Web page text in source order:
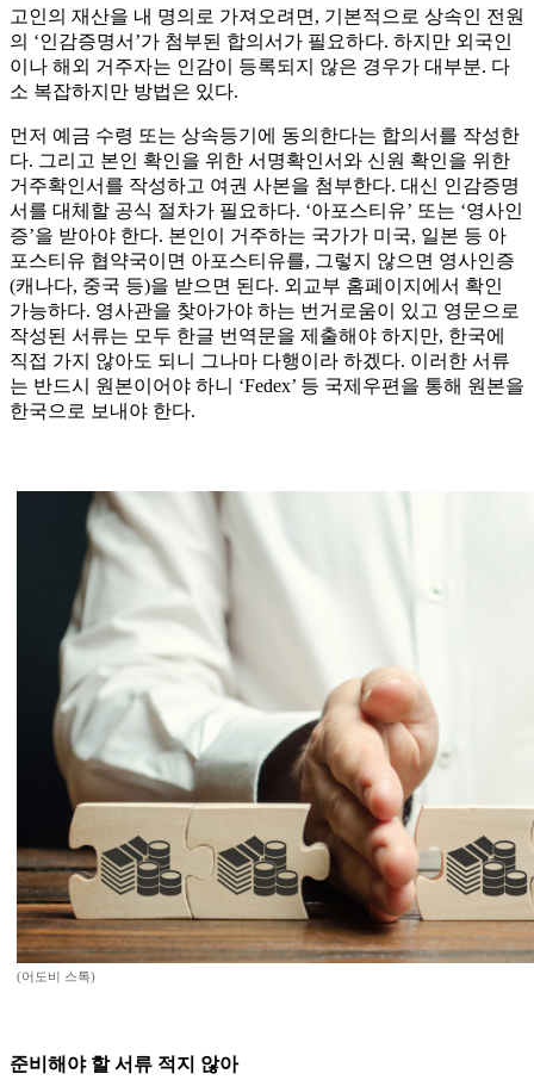
고인의 재산을 내 명의로 가져오려면, 기본적으로 상속인 전원
의 ‘인감증명서’가 첨부된 합의서가 필요하다. 하지만 외국인
이나 해외 거주자는 인감이 등록되지 않은 경우가 대부분. 다
소 복잡하지만 방법은 있다.
먼저 예금 수령 또는 상속등기에 동의한다는 합의서를 작성한
다. 그리고 본인 확인을 위한 서명확인서와 신원 확인을 위한
거주확인서를 작성하고 여권 사본을 첨부한다. 대신 인감증명
서를 대체할 공식 절차가 필요하다. ‘아포스티유’ 또는 ‘영사인
증’을 받아야 한다. 본인이 거주하는 국가가 미국, 일본 등 아
포스티유 협약국이면 아포스티유를, 그렇지 않으면 영사인증
(캐나다, 중국 등)을 받으면 된다. 외교부 홈페이지에서 확인
가능하다. 영사관을 찾아가야 하는 번거로움이 있고 영문으로
작성된 서류는 모두 한글 번역문을 제출해야 하지만, 한국에
직접 가지 않아도 되니 그나마 다행이라 하겠다. 이러한 서류
는 반드시 원본이어야 하니 ‘Fedex’ 등 국제우편을 통해 원본을
한국으로 보내야 한다.
(어도비 스톡)
준비해야 할 서류 적지 않아